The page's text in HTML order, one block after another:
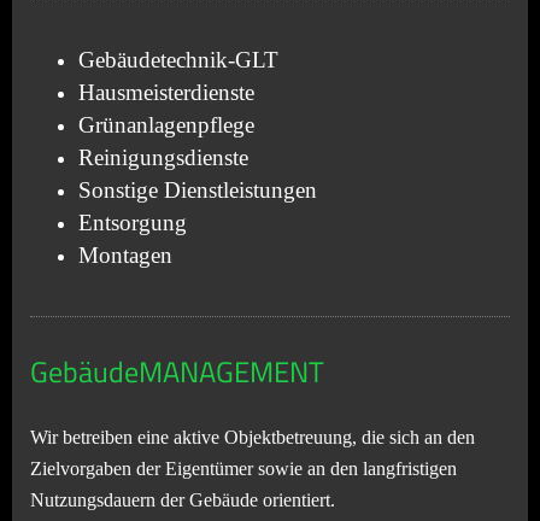
Gebäudetechnik-GLT
Hausmeisterdienste
Grünanlagenpflege
Reinigungsdienste
Sonstige Dienstleistungen
Entsorgung
Montagen
GebäudeMANAGEMENT
Wir betreiben eine aktive Objektbetreuung, die sich an den
Zielvorgaben der Eigentümer sowie an den langfristigen
Nutzungsdauern der Gebäude orientiert.